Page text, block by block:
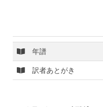
年譜
訳者あとがき